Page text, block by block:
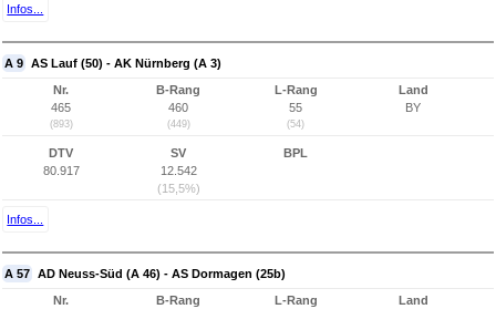
Infos...
A 9 AS Lauf (50) - AK Nürnberg (A 3)
Nr.
465
(893)
B-Rang
460
(449)
L-Rang
55
(54)
Land
BY
DTV
80.917
SV
12.542
(15,5%)
BPL
Infos...
A 57 AD Neuss-Süd (A 46) - AS Dormagen (25b)
Nr.
B-Rang
L-Rang
Land